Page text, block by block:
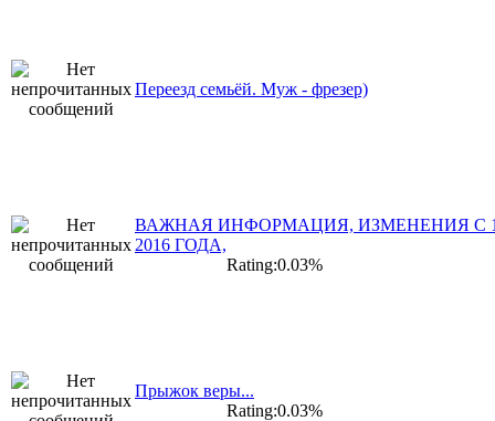
Переезд семьёй. Муж - фрезер)
ВАЖНАЯ ИНФОРМАЦИЯ, ИЗМЕНЕНИЯ С
2016 ГОДА,
Rating:0.03%
Прыжок веры...
Rating:0.03%